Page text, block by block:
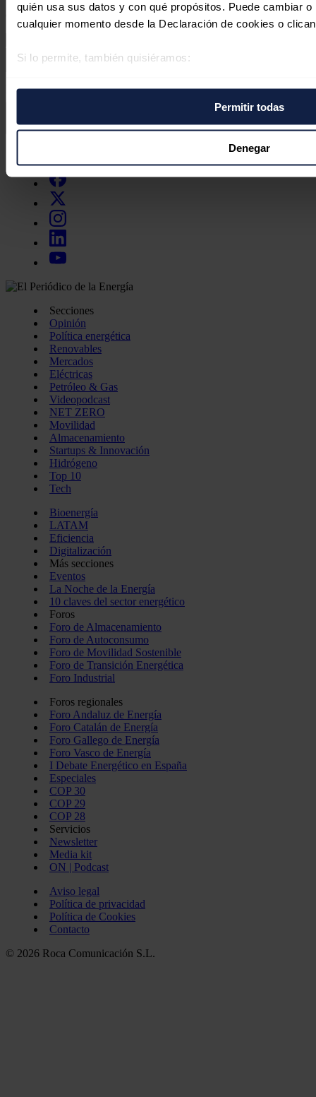
quién usa sus datos y con qué propósitos. Puede cambiar
cualquier momento desde la Declaración de cookies o
Si lo permite, también quisiéramos:
Identificar su dispositivo analizándolo activamente
específicas (huellas digitales)
Obtenga más información sobre cómo se procesan sus
preferencias en lasección de datos. Puede cambiar o
momento en la Declaración de cookies.
Las cookies de este sitio web se usan para personalizar el
funciones de redes sociales y analizar el tráfico. Además,
uso que haga del sitio web con nuestros partners de redes
quienes pueden combinarla con otra información que les
recopilado a partir del uso que haya hecho de sus servicios.
Permitir todas
Denegar
campos son obligatorios
privacidad
Enviar comentario
Secciones
Opinión
Política energética
Renovables
Mercados
Eléctricas
Petróleo & Gas
Videopodcast
NET ZERO
Movilidad
Almacenamiento
Startups & Innovación
Hidrógeno
Top 10
Tech
Bioenergía
LATAM
Eficiencia
Digitalización
Más secciones
Eventos
La Noche de la Energía
10 claves del sector energético
Foros
Foro de Almacenamiento
Foro de Autoconsumo
Foro de Movilidad Sostenible
Foro de Transición Energética
Foro Industrial
Foros regionales
Foro Andaluz de Energía
Foro Catalán de Energía
Foro Gallego de Energía
Foro Vasco de Energía
I Debate Energético en España
Especiales
COP 30
COP 29
COP 28
Servicios
Newsletter
Media kit
ON | Podcast
Aviso legal
Política de privacidad
Política de Cookies
Contacto
© 2026 Roca Comunicación S.L.